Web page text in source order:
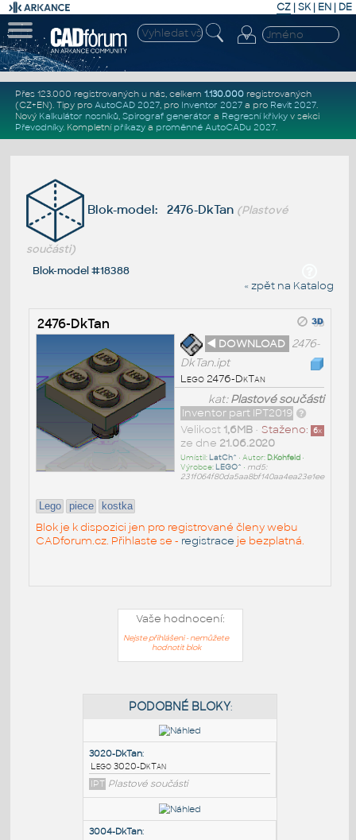
CZ | SK| EN | DE
Přes 123.000 registrovaných u nás, celkem 1.130.000registrovaných
(CZ+EN). Tipy pro AutoCAD 2027, pro Inventor 2027a pro Revit 2027.
Nový Kalkulátor nosníků, Spirograf generátor a Regresní křivkyv sekci
Převodníky. Kompletní příkazya proměnné AutoCADu 2027.
Blok-model: 2476-DkTan (Plastové
součásti)
Blok-model #18388
« zpět na Katalog
2476-DkTan
◄ DOWNLOAD 2476-
DkTan.ipt
Lego 2476-DkTan
kat:Plastové součásti
Inventor part IPT2019
Staženo: 6x
Velikost 1,6MB•
ze dne 21.06.2020
Umístil: LatCh^ • Autor: D.Kohfeld•
Výrobce: LEGO^ • md5:
231f064f80da5aa8bf140aa4ea23e1ee
Lego piece kostka
Blok je k dispozici jen pro registrované členy webu
CADforum.cz. Přihlaste se - registrace je bezplatná.
Vaše hodnocení:
Nejste přihlášeni - nemůžete
hodnotit blok